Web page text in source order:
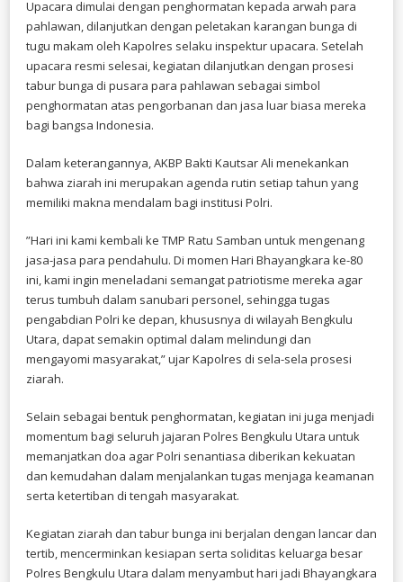
​Upacara dimulai dengan penghormatan kepada arwah para
pahlawan, dilanjutkan dengan peletakan karangan bunga di
tugu makam oleh Kapolres selaku inspektur upacara. Setelah
upacara resmi selesai, kegiatan dilanjutkan dengan prosesi
tabur bunga di pusara para pahlawan sebagai simbol
penghormatan atas pengorbanan dan jasa luar biasa mereka
bagi bangsa Indonesia.
​Dalam keterangannya, AKBP Bakti Kautsar Ali menekankan
bahwa ziarah ini merupakan agenda rutin setiap tahun yang
memiliki makna mendalam bagi institusi Polri.
​”Hari ini kami kembali ke TMP Ratu Samban untuk mengenang
jasa-jasa para pendahulu. Di momen Hari Bhayangkara ke-80
ini, kami ingin meneladani semangat patriotisme mereka agar
terus tumbuh dalam sanubari personel, sehingga tugas
pengabdian Polri ke depan, khususnya di wilayah Bengkulu
Utara, dapat semakin optimal dalam melindungi dan
mengayomi masyarakat,” ujar Kapolres di sela-sela prosesi
ziarah.
​Selain sebagai bentuk penghormatan, kegiatan ini juga menjadi
momentum bagi seluruh jajaran Polres Bengkulu Utara untuk
memanjatkan doa agar Polri senantiasa diberikan kekuatan
dan kemudahan dalam menjalankan tugas menjaga keamanan
serta ketertiban di tengah masyarakat.
​Kegiatan ziarah dan tabur bunga ini berjalan dengan lancar dan
tertib, mencerminkan kesiapan serta soliditas keluarga besar
Polres Bengkulu Utara dalam menyambut hari jadi Bhayangkara